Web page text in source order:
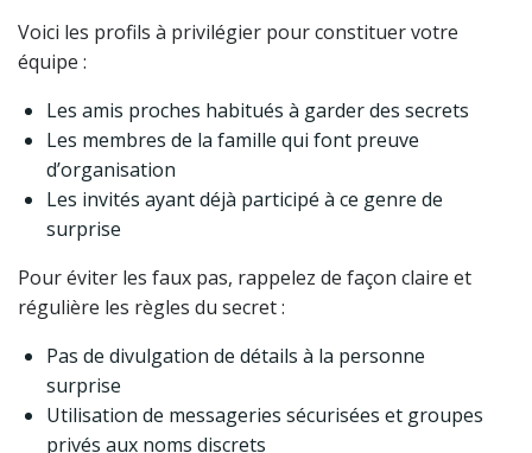
Voici les profils à privilégier pour constituer votre
équipe :
Les amis proches habitués à garder des secrets
Les membres de la famille qui font preuve
d’organisation
Les invités ayant déjà participé à ce genre de
surprise
Pour éviter les faux pas, rappelez de façon claire et
régulière les règles du secret :
Pas de divulgation de détails à la personne
surprise
Utilisation de messageries sécurisées et groupes
privés aux noms discrets